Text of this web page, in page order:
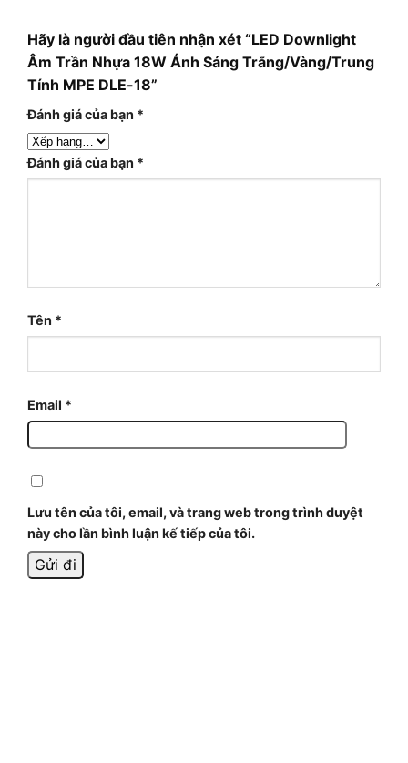
Hãy là người đầu tiên nhận xét “LED Downlight
Âm Trần Nhựa 18W Ánh Sáng Trắng/Vàng/Trung
Tính MPE DLE-18”
Đánh giá của bạn *
Đánh giá của bạn *
Tên *
Email *
Lưu tên của tôi, email, và trang web trong trình duyệt
này cho lần bình luận kế tiếp của tôi.